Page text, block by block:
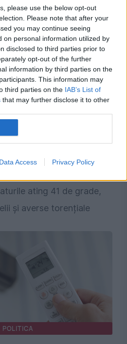
please use the below opt-out
Please note that after your
you may continue seeing
on personal information utilized by
disclosed to third parties prior to
opt-out of the further
information by third parties on the
This information may
third parties on the IAB’s List of
that may further disclose it to other
Data Access Privacy Policy
noastre
ating 41 de grade,
și averse torențiale
POLITICA